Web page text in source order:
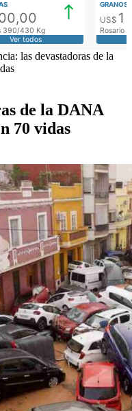
390/430 Kg
Ver todos
GRANOS
US$
Rosario
las devastadoras de la
de la DANA
70 vidas